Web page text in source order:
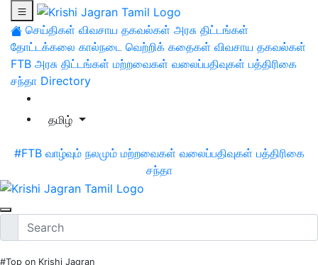
செய்திகள் விவசாய தகவல்கள் அரசு திட்டங்கள்
தோட்டக்கலை கால்நடை வெற்றிக் கதைகள் விவசாய தகவல்கள்
FTB அரசு திட்டங்கள் மற்றவைகள் வலைப்பதிவுகள் பத்திரிகை
சந்தா Directory
தமிழ்
#FTB வாழ்வும் நலமும் மற்றவைகள் வலைப்பதிவுகள் பத்திரிகை
சந்தா
#Top on Krishi Jagran